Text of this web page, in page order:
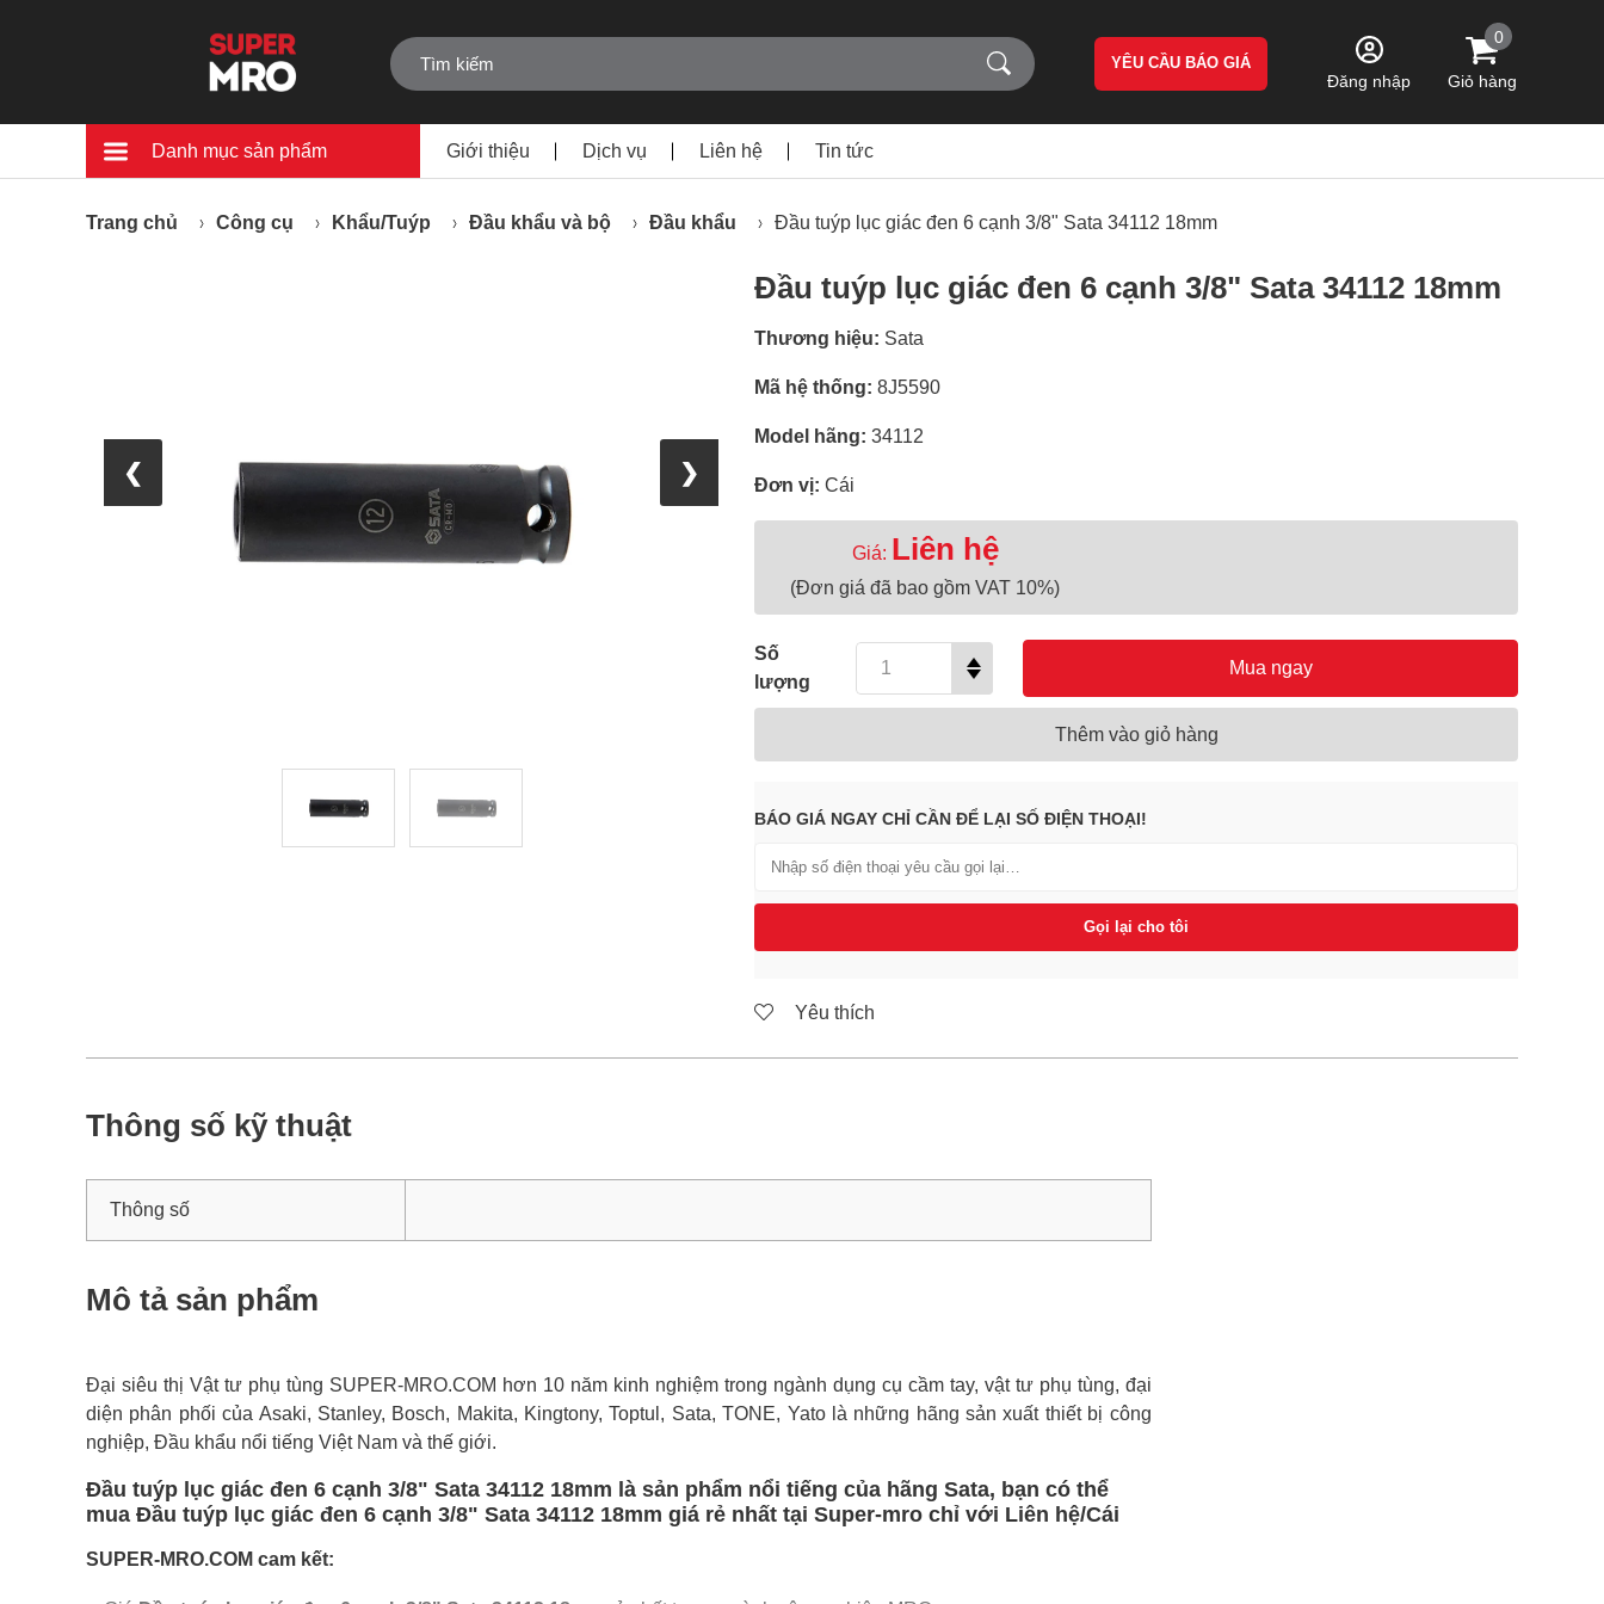
YÊU CẦU BÁO GIÁ
Đăng nhập
0
Giỏ hàng
Danh mục sản phẩm Giới thiệu Dịch vụ Liên hệ Tin tức
Trang chủ Công cụ Khẩu/Tuýp Đầu khẩu và bộ Đầu khẩu Đầu tuýp lục giác đen 6 cạnh 3/8" Sata 34112 18mm
❮ ❯
Đầu tuýp lục giác đen 6 cạnh 3/8" Sata 34112 18mm
Thương hiệu: Sata
Mã hệ thống: 8J5590
Model hãng: 34112
Đơn vị: Cái
Giá: Liên hệ
(Đơn giá đã bao gồm VAT 10%)
Số
lượng
Mua ngay
Thêm vào giỏ hàng
BÁO GIÁ NGAY CHỈ CẦN ĐỂ LẠI SỐ ĐIỆN THOẠI!
Gọi lại cho tôi
Yêu thích
Thông số kỹ thuật
Thông số
Mô tả sản phẩm
Đại siêu thị Vật tư phụ tùng SUPER-MRO.COM hơn 10 năm kinh nghiệm trong ngành dụng cụ cầm tay, vật tư phụ tùng, đại
diện phân phối của Asaki, Stanley, Bosch, Makita, Kingtony, Toptul, Sata, TONE, Yato là những hãng sản xuất thiết bị công
nghiệp, Đầu khẩu nổi tiếng Việt Nam và thế giới.
Đầu tuýp lục giác đen 6 cạnh 3/8" Sata 34112 18mm là sản phẩm nổi tiếng của hãng Sata, bạn có thể
mua Đầu tuýp lục giác đen 6 cạnh 3/8" Sata 34112 18mm giá rẻ nhất tại Super-mro chỉ với Liên hệ/Cái
SUPER-MRO.COM cam kết: